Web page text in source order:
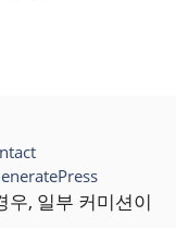
우, 일부 커미션이